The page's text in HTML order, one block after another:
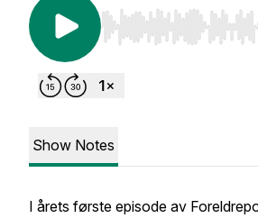
Use Left/Right to seek,
Show Notes
I årets første episode av